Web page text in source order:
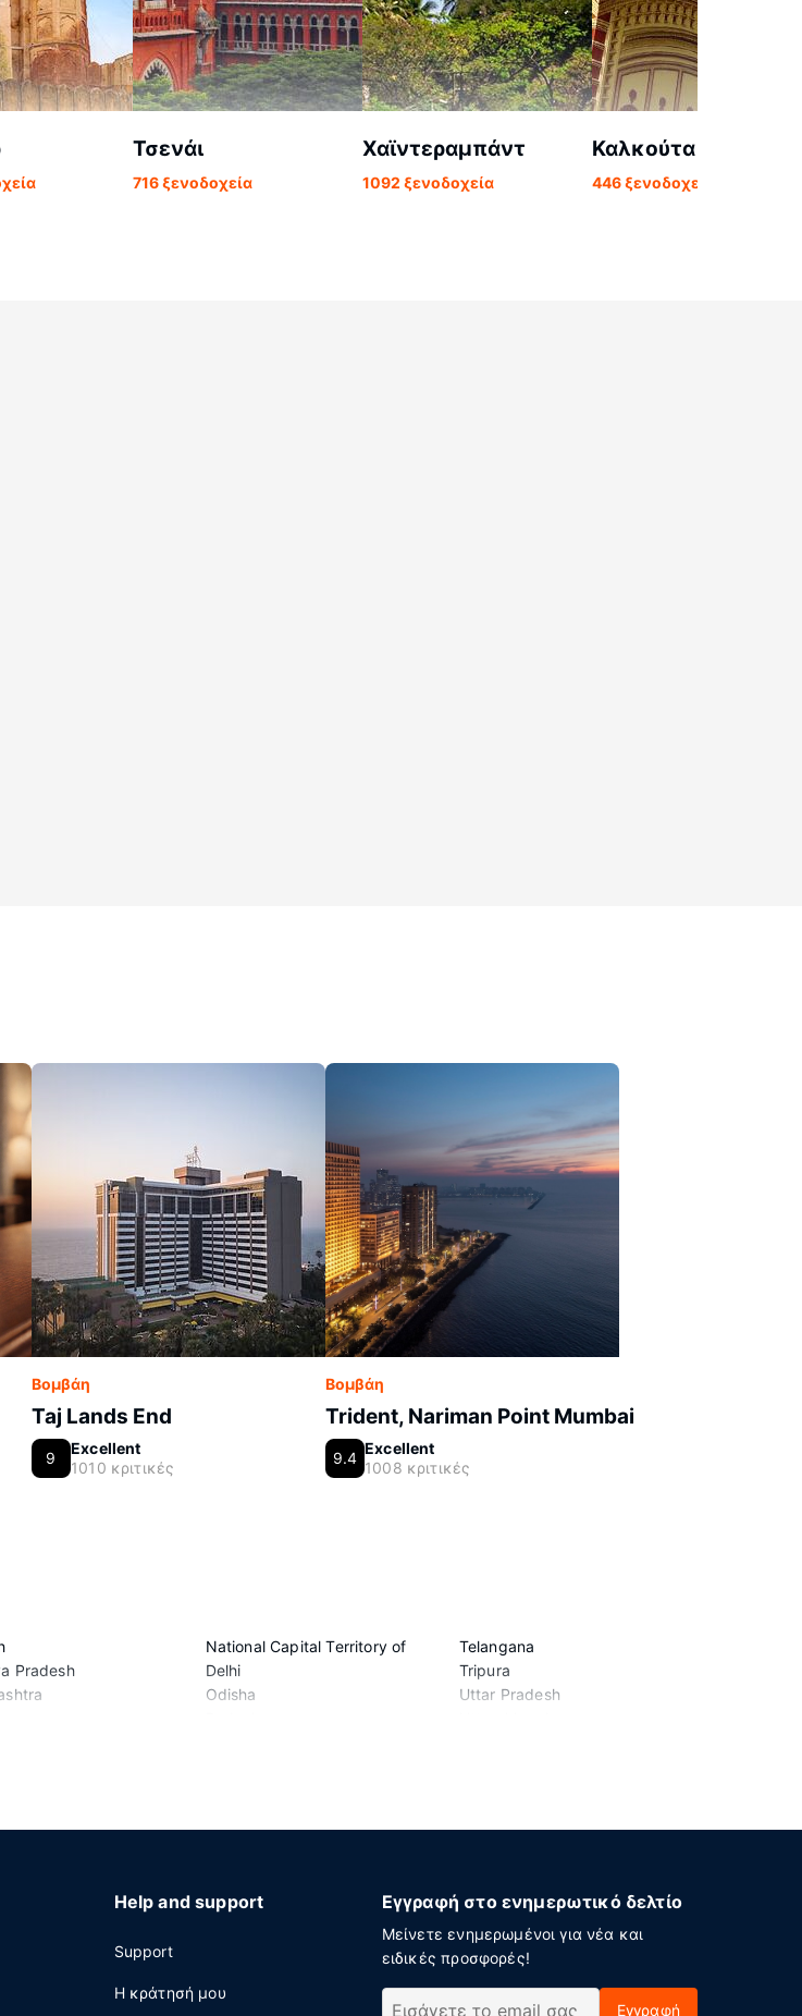
Τσενάι
716 ξενοδοχεία
Χαϊντεραμπάντ
1092 ξενοδοχεία
Καλκούτα
446 ξενοδοχεία
Βομβάη
Taj Lands End
9
Excellent
1010 κριτικές
Βομβάη
Trident, Nariman Point Mumbai
9.4
Excellent
1008 κριτικές
Pradesh
National Capital Territory of
Delhi
Odisha
Telangana
Tripura
Uttar Pradesh
Help and support
Support
Η κράτησή μου
Εγγραφή στο ενημερωτικό δελτίο
Μείνετε ενημερωμένοι για νέα και
ειδικές προσφορές!
Εγγραφή